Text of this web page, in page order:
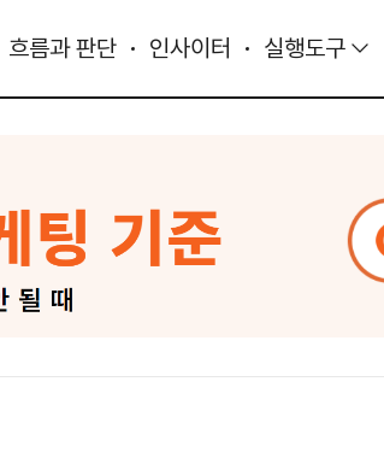
흐름과 판단 인사이터 실행도구